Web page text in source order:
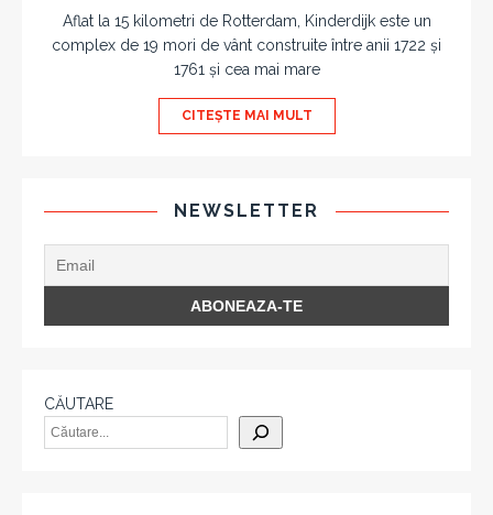
Aflat la 15 kilometri de Rotterdam, Kinderdijk este un
complex de 19 mori de vânt construite între anii 1722 și
1761 și cea mai mare
CITEȘTE MAI MULT
NEWSLETTER
CĂUTARE